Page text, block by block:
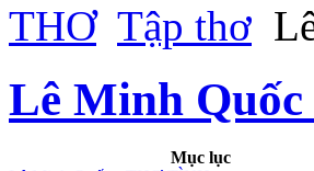
THƠ Tập thơ
Lê Minh
Mục lục